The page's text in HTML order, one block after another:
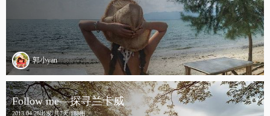
郭小yan
Follow me—探寻兰卡威
2013.04.28出发/共7天/188图